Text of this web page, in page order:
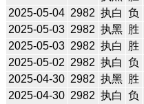
2025-05-04 2982 执白 负
2025-05-03 2982 执黑 胜
2025-05-03 2982 执白 胜
2025-05-02 2982 执白 负
2025-04-30 2982 执黑 胜
2025-04-30 2982 执白 负